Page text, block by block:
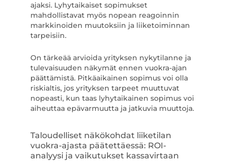
ajaksi. Lyhytaikaiset sopimukset
mahdollistavat myös nopean reagoinnin
markkinoiden muutoksiin ja liiketoiminnan
tarpeisiin.
On tärkeää arvioida yrityksen nykytilanne ja
tulevaisuuden näkymät ennen vuokra-ajan
päättämistä. Pitkäaikainen sopimus voi olla
riskialtis, jos yrityksen tarpeet muuttuvat
nopeasti, kun taas lyhytaikainen sopimus voi
aiheuttaa epävarmuutta ja jatkuvia muuttoja.
Taloudelliset näkökohdat liiketilan
vuokra-ajasta päätettäessä: ROI-
analyysi ja vaikutukset kassavirtaan